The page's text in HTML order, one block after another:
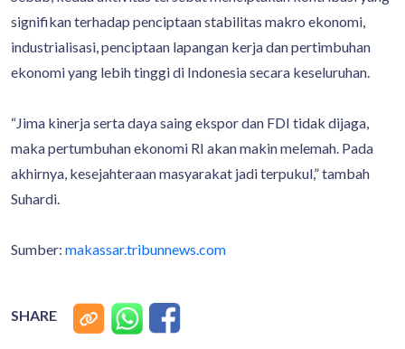
signifikan terhadap penciptaan stabilitas makro ekonomi,
industrialisasi, penciptaan lapangan kerja dan pertimbuhan
ekonomi yang lebih tinggi di Indonesia secara keseluruhan.
“Jima kinerja serta daya saing ekspor dan FDI tidak dijaga,
maka pertumbuhan ekonomi RI akan makin melemah. Pada
akhirnya, kesejahteraan masyarakat jadi terpukul,” tambah
Suhardi.
Sumber: makassar.tribunnews.com
SHARE